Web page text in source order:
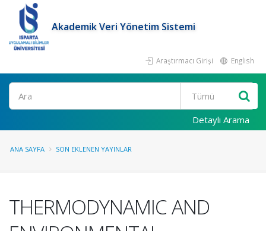
Akademik Veri Yönetim Sistemi
Araştırmacı Girişi English
Ara
Detaylı Arama
ANA SAYFA SON EKLENEN YAYINLAR
THERMODYNAMIC AND